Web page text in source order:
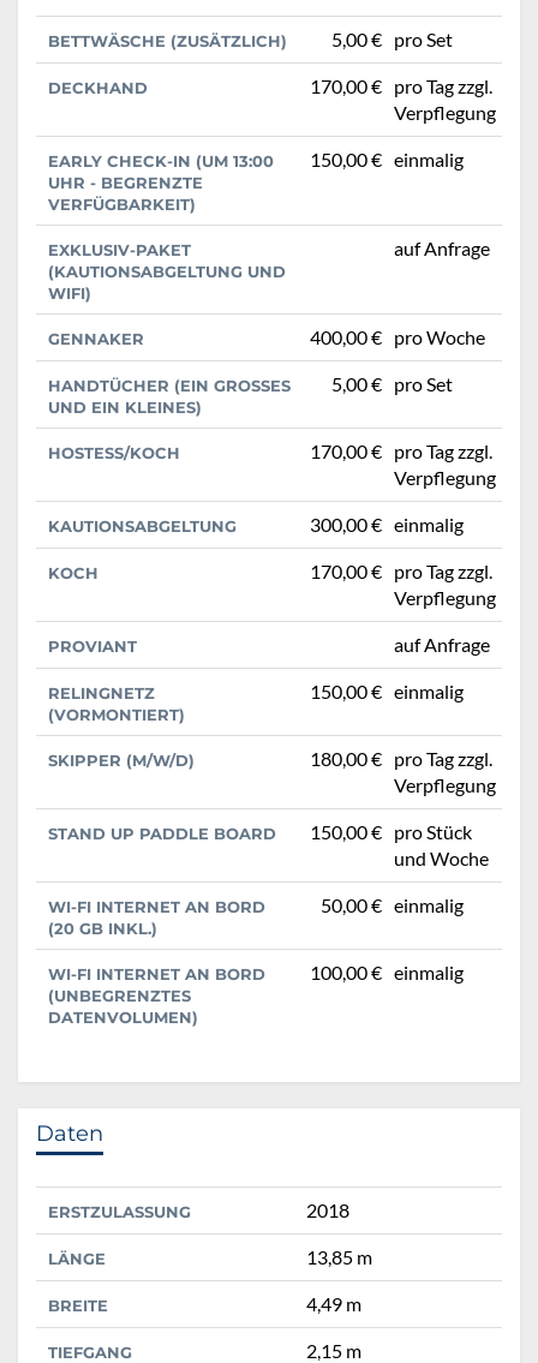
BETTWÄSCHE (ZUSÄTZLICH) 5,00 € pro Set
DECKHAND 170,00 € pro Tag zzgl.
Verpflegung
EARLY CHECK-IN (UM 13:00
UHR - BEGRENZTE
VERFÜGBARKEIT)
150,00 € einmalig
EXKLUSIV-PAKET
(KAUTIONSABGELTUNG UND
WIFI)
auf Anfrage
GENNAKER 400,00 € pro Woche
HANDTÜCHER (EIN GROSSES U
ND EIN KLEINES)
5,00 € pro Set
HOSTESS/KOCH 170,00 € pro Tag zzgl.
Verpflegung
KAUTIONSABGELTUNG 300,00 € einmalig
KOCH 170,00 € pro Tag zzgl.
Verpflegung
PROVIANT auf Anfrage
RELINGNETZ
(VORMONTIERT)
150,00 € einmalig
SKIPPER (M/W/D) 180,00 € pro Tag zzgl.
Verpflegung
STAND UP PADDLE BOARD 150,00 € pro Stück
und Woche
WI-FI INTERNET AN BORD
(20 GB INKL.)
50,00 € einmalig
WI-FI INTERNET AN BORD
(UNBEGRENZTES
DATENVOLUMEN)
100,00 € einmalig
Daten
ERSTZULASSUNG 2018
LÄNGE 13,85 m
BREITE 4,49 m
TIEFGANG 2,15 m